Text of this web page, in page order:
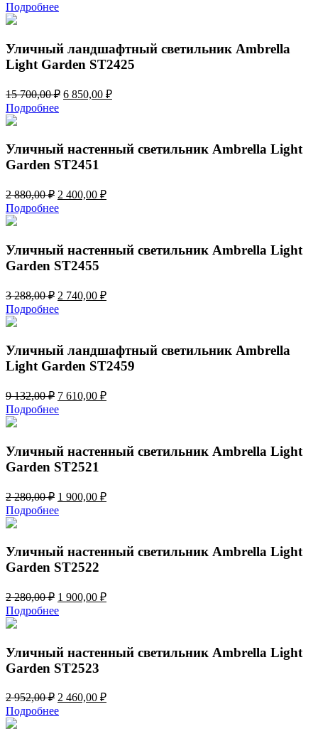
Подробнее
Уличный ландшафтный светильник Ambrella
Light Garden ST2425
15 700,00₽ Первоначальная
700,00 ₽.
6 850,00 ₽Текущая
Подробнее
Уличный настенный светильник Ambrella Light
Garden ST2451
2 880,00₽ Первоначальная
цена
составляла
880,00 ₽.
2 400,00 ₽Текущая
Подробнее
Уличный настенный светильник Ambrella Light
Garden ST2455
3 288,00₽ Первоначальная
цена
составляла
288,00 ₽.
2 740,00 ₽Текущая
Подробнее
Уличный ландшафтный светильник Ambrella
Light Garden ST2459
9 132,00₽ Первоначальная
цена
составляла
132,00 ₽.
7 610,00 ₽Текущая
Подробнее
Уличный настенный светильник Ambrella Light
Garden ST2521
2 280,00₽ Первоначальная
цена
составляла
280,00 ₽.
1 900,00 ₽Текущая
Подробнее
Уличный настенный светильник Ambrella Light
Garden ST2522
2 280,00₽ Первоначальная
цена
составляла
280,00 ₽.
1 900,00 ₽Текущая
Подробнее
Уличный настенный светильник Ambrella Light
Garden ST2523
2 952,00₽ Первоначальная
цена
составляла
2 460,00 ₽Текущая
Подробнее